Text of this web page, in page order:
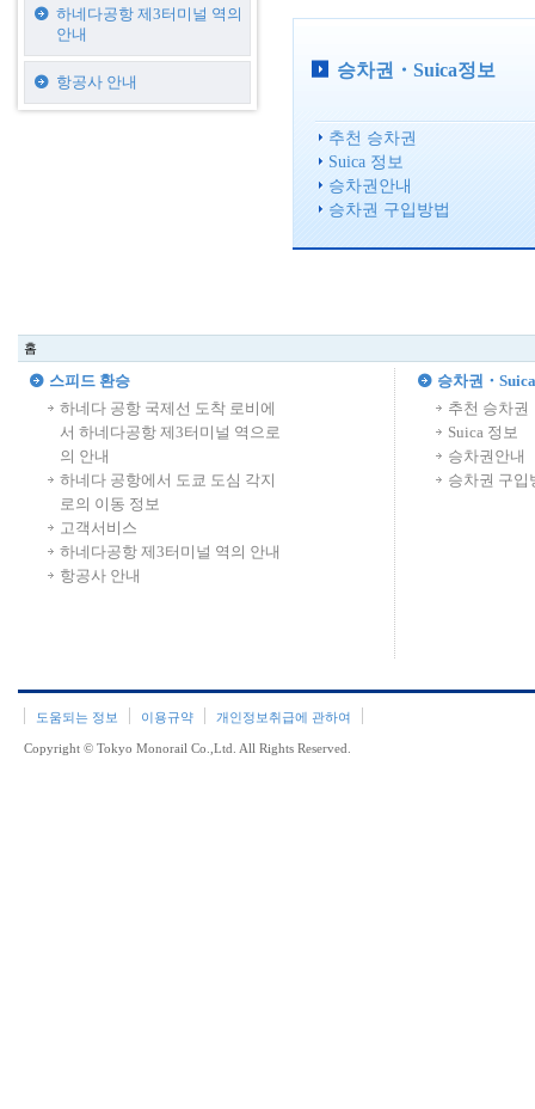
하네다공항 제3터미널 역의
안내
항공사 안내
승차권・Suica정보
추천 승차권
Suica 정보
승차권안내
승차권 구입방법
홈
스피드 환승
하네다 공항 국제선 도착 로비에
서 하네다공항 제3터미널 역으로
의 안내
하네다 공항에서 도쿄 도심 각지
로의 이동 정보
고객서비스
하네다공항 제3터미널 역의 안내
항공사 안내
승차권・
추천 승차권
Suica 정보
승차권안내
승차권 구입
도움되는 정보 이용규약 개인정보취급에 관하여
Copyright © Tokyo Monorail Co.,Ltd. All Rights Reserved.